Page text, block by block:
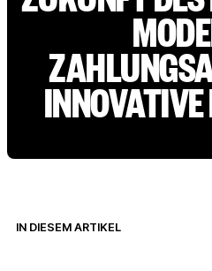
IN DIESEM ARTIKEL